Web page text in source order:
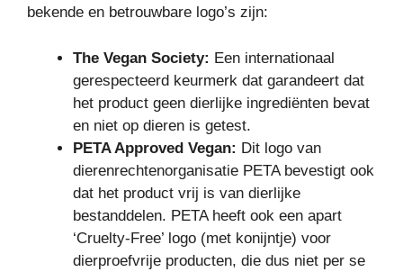
bekende en betrouwbare logo’s zijn:
The Vegan Society: Een internationaal
gerespecteerd keurmerk dat garandeert dat
het product geen dierlijke ingrediënten bevat
en niet op dieren is getest.
PETA Approved Vegan: Dit logo van
dierenrechtenorganisatie PETA bevestigt ook
dat het product vrij is van dierlijke
bestanddelen. PETA heeft ook een apart
‘Cruelty-Free’ logo (met konijntje) voor
dierproefvrije producten, die dus niet per se